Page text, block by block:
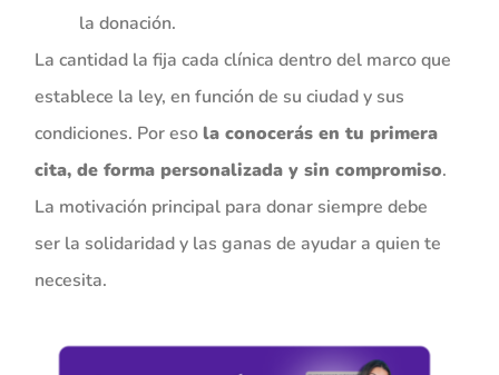
la donación.
La cantidad la fija cada clínica dentro del marco que
establece la ley, en función de su ciudad y sus
condiciones. Por esola conocerás en tu primera
cita, de forma personalizada y sin compromiso.
La motivación principal para donar siempre debe
ser la solidaridad y las ganas de ayudar a quien te
necesita.